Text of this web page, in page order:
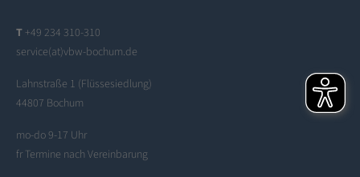
T +49 234 310-310
service(at)vbw-bochum.de
Lahnstraße 1 (Flüssesiedlung)
44807 Bochum
mo-do 9-17 Uhr
fr Termine nach Vereinbarung